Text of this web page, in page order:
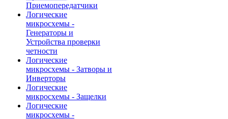
Приемопередатчики
Логические
микросхемы -
Генераторы и
Устройства проверки
четности
Логические
микросхемы - Затворы и
Инверторы
Логические
микросхемы - Защелки
Логические
микросхемы -